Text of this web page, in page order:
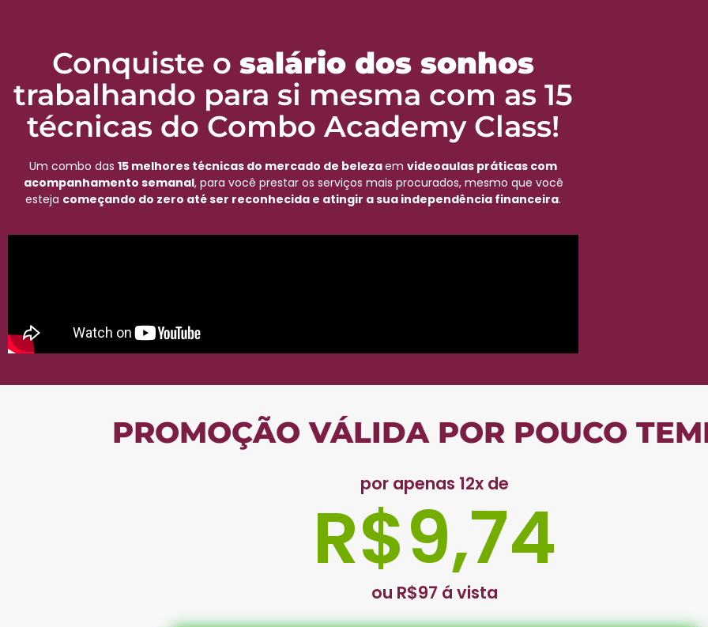
Conquiste o salário dos sonhos
trabalhando para si mesma com as 15
técnicas do Combo Academy Class!
Um combo das 15 melhores técnicas do mercado de belezaem videoaulas práticas com
acompanhamento semanal, para você prestar os serviços mais procurados, mesmo que você
esteja começando do zero até ser reconhecida e atingir a sua independência financeira.
PROMOÇÃO VÁLIDA POR POUCO
por apenas 12x de
R$9,74
ou R$97 á vista